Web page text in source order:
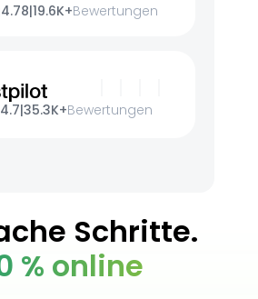
4.78|19.6K+Bewertungen
4.7|35.3K+Bewertungen
Schritte.
% online